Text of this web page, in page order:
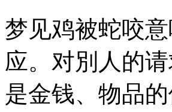
梦见鸡被蛇咬
应。对別人的
是金钱、物品